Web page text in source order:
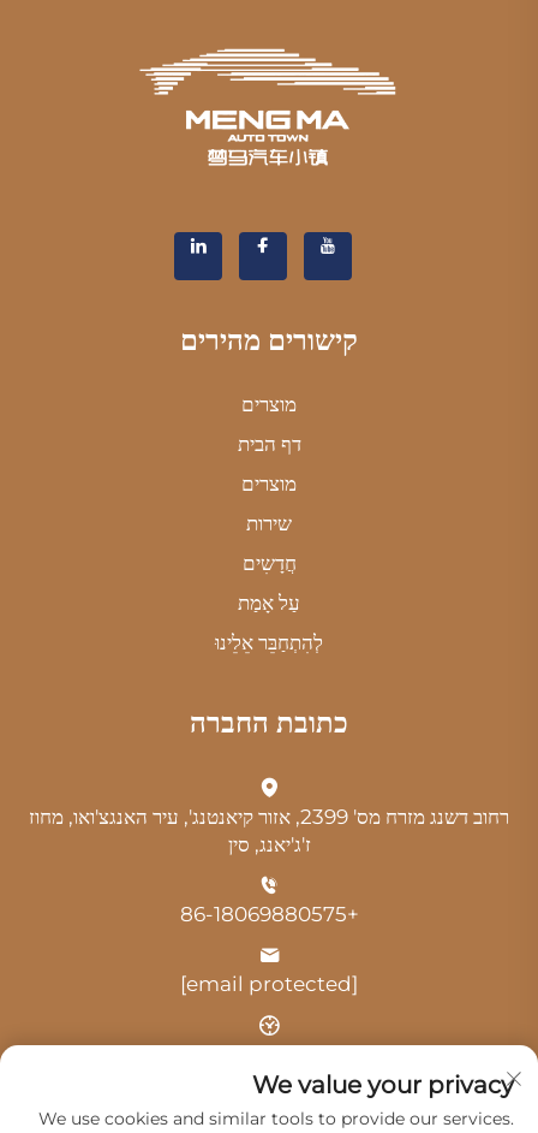
קישורים מהירים
מוצרים
דף הבית
מוצרים
שירות
חֲדָשִים
עַל אָמַת
לְהִתְחַבֵּר אֵלֵינוּ
כתובת החברה
רחוב דשנג מזרח מס' 2399, אזור קיאנטנג', עיר האנגצ'ואו, מחוז
ז'ג'יאנג, סין
+86-18069880575
[email protected]
שעה: 9:00-18:00
We value your privacy
We use cookies and similar tools to provide our services.